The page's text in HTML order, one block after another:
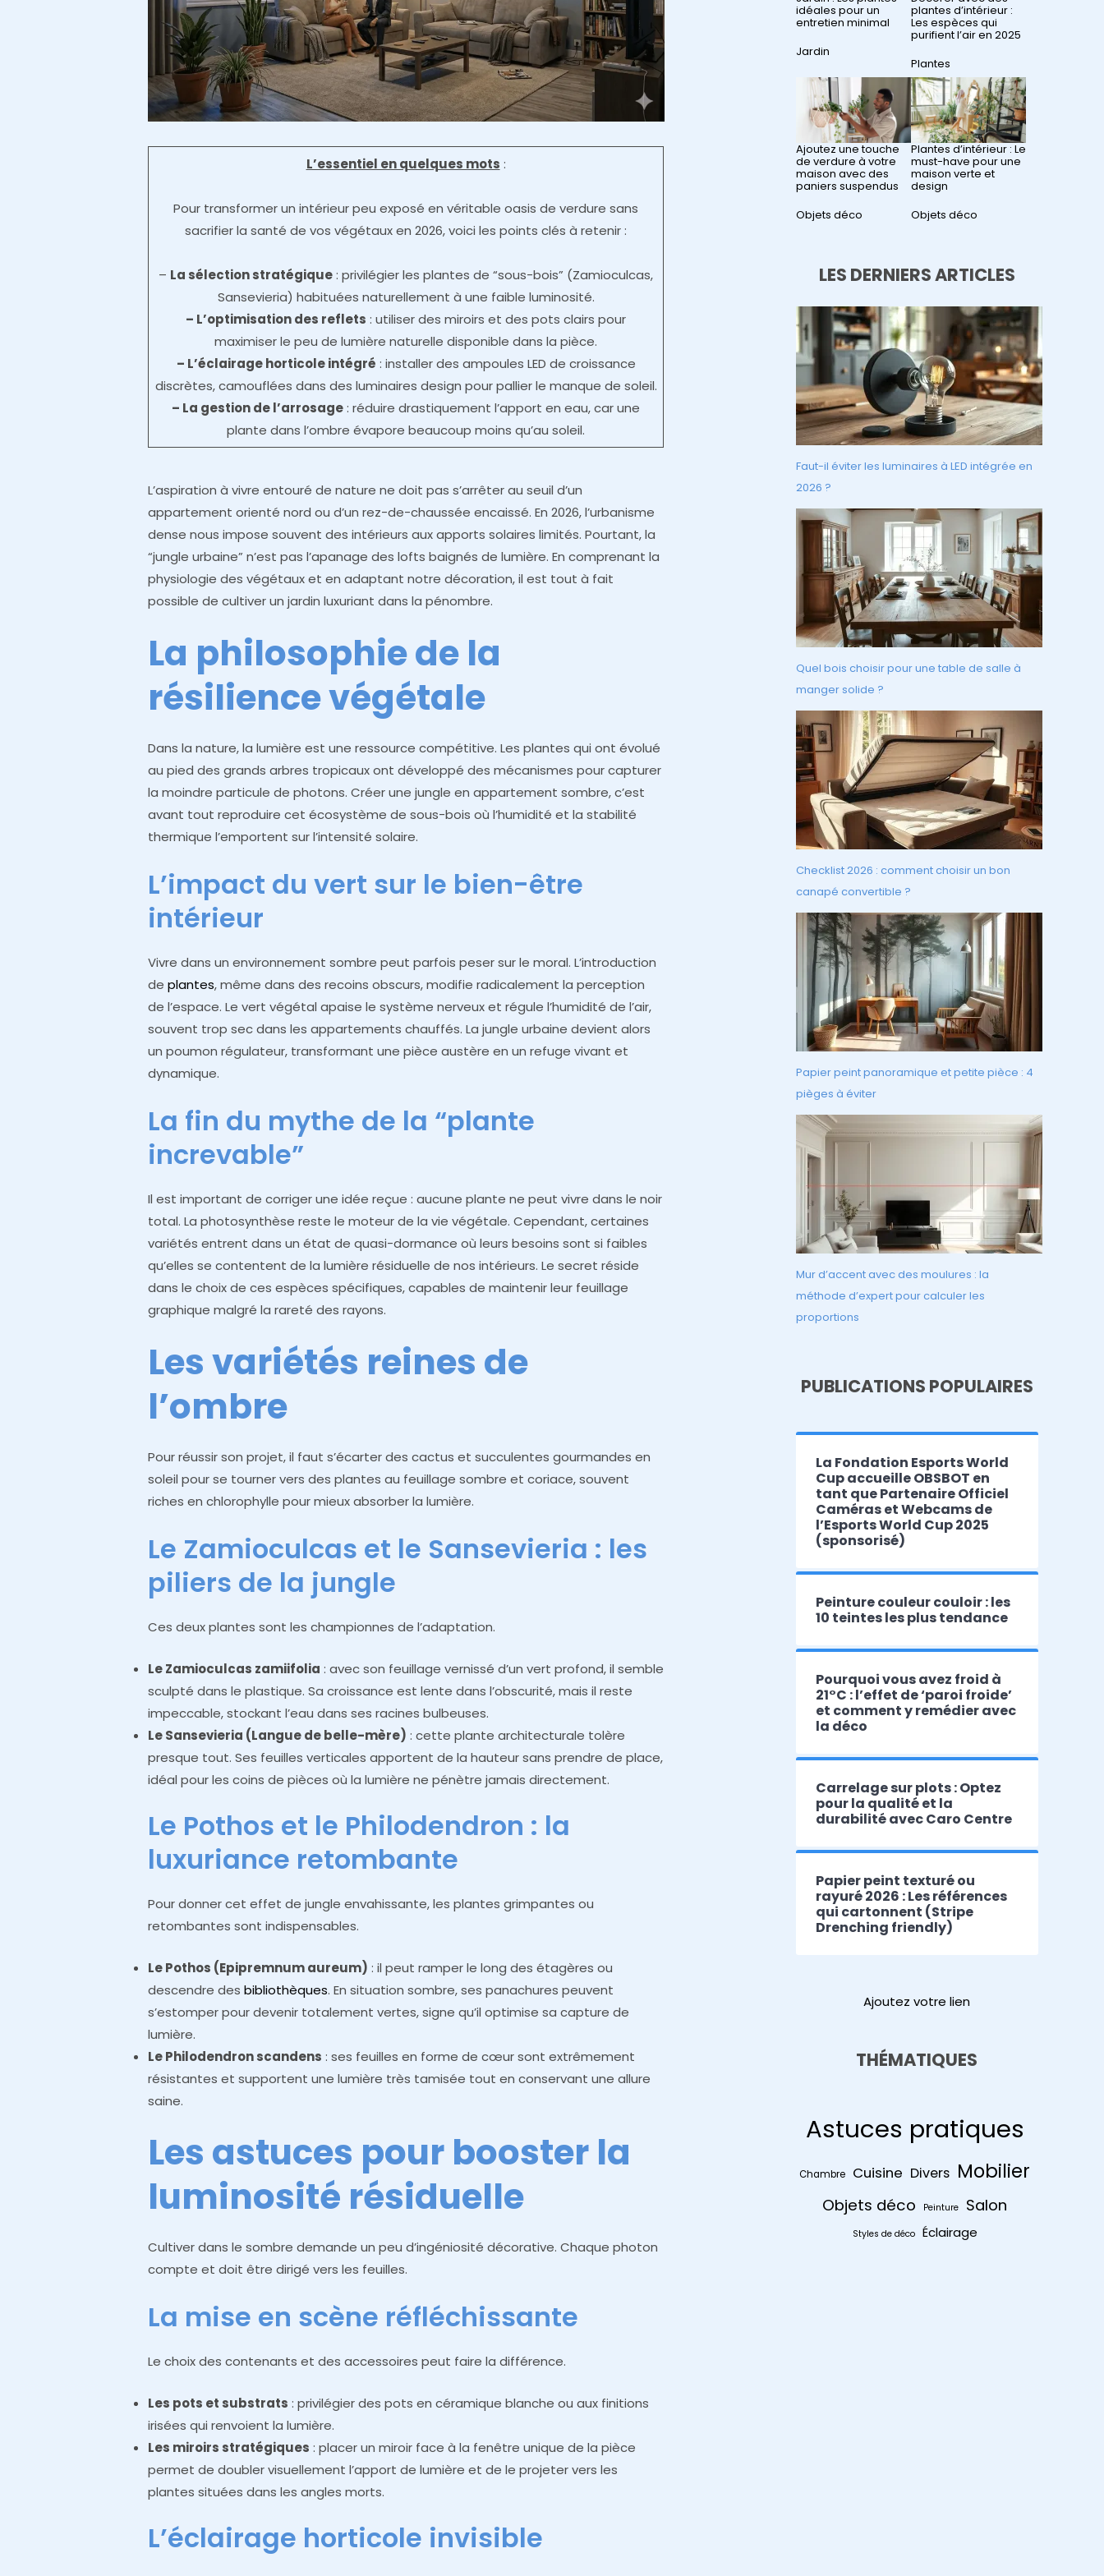
L’essentiel en quelques mots :
Pour transformer un intérieur peu exposé en véritable oasis de verdure sans
sacrifier la santé de vos végétaux en 2026, voici les points clés à retenir :
– La sélection stratégique: privilégier les plantes de “sous-bois” (Zamioculcas,
Sansevieria) habituées naturellement à une faible luminosité.
– L’optimisation des reflets : utiliser des miroirs et des pots clairs pour
maximiser le peu de lumière naturelle disponible dans la pièce.
– L’éclairage horticole intégré : installer des ampoules LED de croissance
discrètes, camouflées dans des luminaires design pour pallier le manque de soleil.
– La gestion de l’arrosage: réduire drastiquement l’apport en eau, car une
plante dans l’ombre évapore beaucoup moins qu’au soleil.
L’aspiration à vivre entouré de nature ne doit pas s’arrêter au seuil d’un
appartement orienté nord ou d’un rez-de-chaussée encaissé. En 2026, l’urbanisme
dense nous impose souvent des intérieurs aux apports solaires limités. Pourtant, la
“jungle urbaine” n’est pas l’apanage des lofts baignés de lumière. En comprenant la
physiologie des végétaux et en adaptant notre décoration, il est tout à fait
possible de cultiver un jardin luxuriant dans la pénombre.
La philosophie de la
résilience végétale
Dans la nature, la lumière est une ressource compétitive. Les plantes qui ont évolué
au pied des grands arbres tropicaux ont développé des mécanismes pour capturer
la moindre particule de photons. Créer une jungle en appartement sombre, c’est
avant tout reproduire cet écosystème de sous-bois où l’humidité et la stabilité
thermique l’emportent sur l’intensité solaire.
L’impact du vert sur le bien-être
intérieur
Vivre dans un environnement sombre peut parfois peser sur le moral. L’introduction
deplantes, même dans des recoins obscurs, modifie radicalement la perception
de l’espace. Le vert végétal apaise le système nerveux et régule l’humidité de l’air,
souvent trop sec dans les appartements chauffés. La jungle urbaine devient alors
un poumon régulateur, transformant une pièce austère en un refuge vivant et
dynamique.
La fin du mythe de la “plante
increvable”
Il est important de corriger une idée reçue : aucune plante ne peut vivre dans le noir
total. La photosynthèse reste le moteur de la vie végétale. Cependant, certaines
variétés entrent dans un état de quasi-dormance où leurs besoins sont si faibles
qu’elles se contentent de la lumière résiduelle de nos intérieurs. Le secret réside
dans le choix de ces espèces spécifiques, capables de maintenir leur feuillage
graphique malgré la rareté des rayons.
Les variétés reines de
l’ombre
Pour réussir son projet, il faut s’écarter des cactus et succulentes gourmandes en
soleil pour se tourner vers des plantes au feuillage sombre et coriace, souvent
riches en chlorophylle pour mieux absorber la lumière.
Le Zamioculcas et le Sansevieria : les
piliers de la jungle
Ces deux plantes sont les championnes de l’adaptation.
Le Zamioculcas zamiifolia : avec son feuillage vernissé d’un vert profond, il semble
sculpté dans le plastique. Sa croissance est lente dans l’obscurité, mais il reste
impeccable, stockant l’eau dans ses racines bulbeuses.
Le Sansevieria (Langue de belle-mère) : cette plante architecturale tolère
presque tout. Ses feuilles verticales apportent de la hauteur sans prendre de place,
idéal pour les coins de pièces où la lumière ne pénètre jamais directement.
Le Pothos et le Philodendron : la
luxuriance retombante
Pour donner cet effet de jungle envahissante, les plantes grimpantes ou
retombantes sont indispensables.
Le Pothos (Epipremnum aureum) : il peut ramper le long des étagères ou
descendre desbibliothèques. En situation sombre, ses panachures peuvent
s’estomper pour devenir totalement vertes, signe qu’il optimise sa capture de
lumière.
Le Philodendron scandens : ses feuilles en forme de cœur sont extrêmement
résistantes et supportent une lumière très tamisée tout en conservant une allure
saine.
Les astuces pour booster la
luminosité résiduelle
Cultiver dans le sombre demande un peu d’ingéniosité décorative. Chaque photon
compte et doit être dirigé vers les feuilles.
La mise en scène réfléchissante
Le choix des contenants et des accessoires peut faire la différence.
Les pots et substrats : privilégier des pots en céramique blanche ou aux finitions
irisées qui renvoient la lumière.
Les miroirs stratégiques : placer un miroir face à la fenêtre unique de la pièce
permet de doubler visuellement l’apport de lumière et de le projeter vers les
plantes situées dans les angles morts.
L’éclairage horticole invisible
idéales pour un
entretien minimal
Par rapport à
Jardin
plantes d’intérieur :
Les espèces qui
purifient l’air en 2025
Par rapport à
Plantes
Ajoutez une touche
de verdure à votre
maison avec des
paniers suspendus
Par rapport à
Objets déco
Plantes d’intérieur : Le
must-have pour une
maison verte et
design
Par rapport à
Objets déco
LES DERNIERS ARTICLES
Faut-il éviter les luminaires à LED intégrée en
2026 ?
Quel bois choisir pour une table de salle à
manger solide ?
Checklist 2026 : comment choisir un bon
canapé convertible ?
Papier peint panoramique et petite pièce : 4
pièges à éviter
Mur d’accent avec des moulures : la
méthode d’expert pour calculer les
proportions
PUBLICATIONS POPULAIRES
La Fondation Esports World
Cup accueille OBSBOT en
tant que Partenaire Officiel
Caméras et Webcams de
l’Esports World Cup 2025
(sponsorisé)
Peinture couleur couloir : les
10 teintes les plus tendance
Pourquoi vous avez froid à
21°C : l’effet de ‘paroi froide’
et comment y remédier avec
la déco
Carrelage sur plots : Optez
pour la qualité et la
durabilité avec Caro Centre
Papier peint texturé ou
rayuré 2026 : Les références
qui cartonnent (Stripe
Drenching friendly)
Ajoutez votre lien
THÉMATIQUES
Astuces pratiques
Chambre Cuisine Divers Mobilier
Objets déco Peinture Salon
Styles de déco Éclairage